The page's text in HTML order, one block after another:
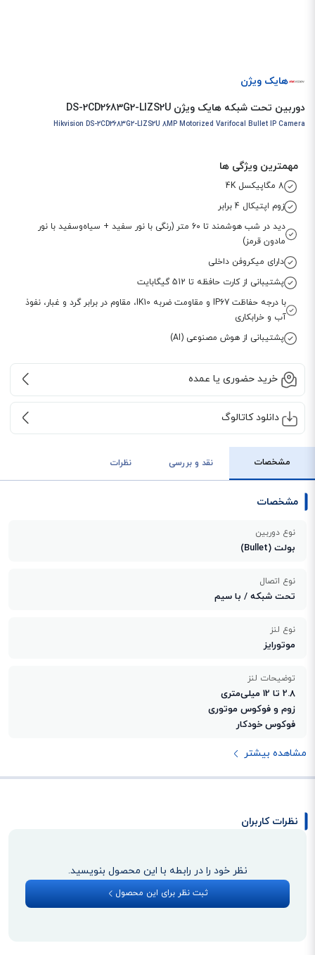
هایک ویژن
دوربین تحت شبکه هایک ویژن DS-2CD2683G2-LIZS2U
Hikvision DS-2CD2683G2-LIZS2U 8MP Motorized Varifocal Bullet IP Camera
مهمترین ویژگی ها
8 مگاپیکسل 4K
زوم اپتیکال 4 برابر
دید در شب هوشمند تا 6۰ متر (رنگی با نور سفید + سیاه‌وسفید با نور
مادون قرمز)
دارای میکروفن داخلی
پشتیبانی از کارت حافظه تا 512 گیگابایت
با درجه حفاظت IP67 و مقاومت ضربه IK10، مقاوم در برابر گرد و غبار، نفوذ
آب و خرابکاری
پشتیبانی از هوش مصنوعی (AI)
خرید حضوری یا عمده
دانلود کاتالوگ
مشخصات نقد و بررسی نظرات
مشخصات
نوع دوربین
بولت (Bullet)
نوع اتصال
تحت شبکه / با سیم
نوع لنز
موتورایز
توضیحات لنز
2.8 تا 12 میلی‌متری
زوم و فوکوس موتوری
فوکوس خودکار
مشاهده بیشتر
نظرات کاربران
نظر خود را در رابطه با این محصول بنویسید.
ثبت نظر برای این محصول